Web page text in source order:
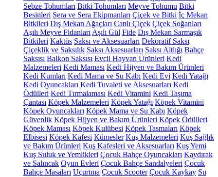
Sebze Tohumları Bitki Tohumları Meyve Tohumu Bitki
Besinleri Sera ve Sera Ekipmanları Çiçek ve Bitki İç Mekan
Bitkileri Dış Mekan Ağaçları Canlı Çiçek Çiçek Soğanları
Aşılı Meyve Fidanları Aşılı Gül Fide Dış Mekan Sarmaşık
Bitkileri Kaktüs Saksı ve Aksesuarları Dekoratif Saksı
Çiçeklik ve Saksılık Saksı Aksesuarları Saksı Altlığı Bahçe
Saksısı Balkon Saksısı Evcil Hayvan Ürünleri Kedi
Malzemeleri Kedi Maması Kedi Hijyen ve Bakım Ürünleri
Kedi Kumları Kedi Mama ve Su Kabı Kedi Evi Kedi Yatağı
Kedi Oyuncakları Kedi Tuvaleti ve Aksesuarları Kedi
Ödülleri Kedi Tırmalaması Kedi Vitamini Kedi Taşıma
Çantası Köpek Malzemeleri Köpek Yatağı Köpek Vitamini
Köpek Oyuncakları Köpek Mama ve Su Kabı Köpek
Güvenlik Köpek Hijyen ve Bakım Ürünleri Köpek Ödülleri
Köpek Maması Köpek Kulübesi Köpek Tasmaları Köpek
Elbisesi Köpek Kafesi Kümesler Kuş Malzemeleri Kuş Sağlık
ve Bakım Ürünleri Kuş Kafesleri ve Aksesuarları Kuş Yemi
Kuş Suluk ve Yemlikleri Çocuk Bahçe Oyuncakları Kaydırak
ve Salıncak Oyun Evleri Çocuk Bahçe Sandalyeleri Çocuk
Bahçe Masaları Uçurtma Çocuk Scooter Çocuk Kaykay Su